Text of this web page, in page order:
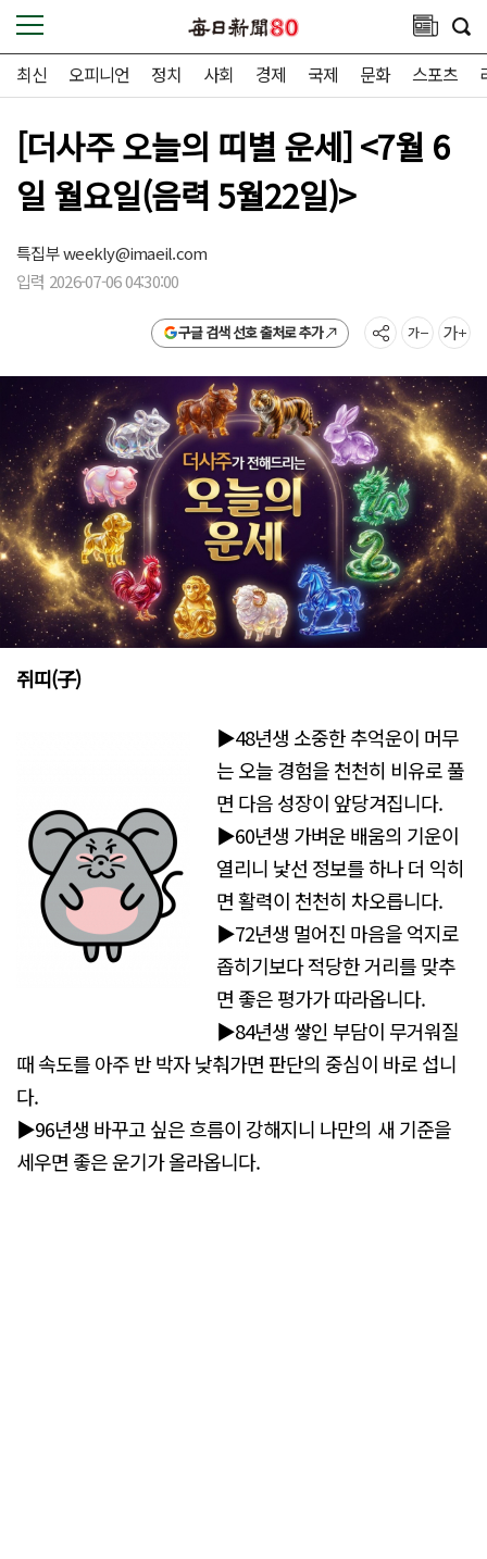
최신 오피니언 정치 사회 경제 국제 문화 스포츠
[더사주 오늘의 띠별 운세] <7월 6
일 월요일(음력 5월22일)>
특집부weekly@imaeil.com
입력 2026-07-06 04:30:00
구글 검색 선호 출처로 추가
쥐띠(子)
▶48년생 소중한 추억운이 머무
는 오늘 경험을 천천히 비유로 풀
면 다음 성장이 앞당겨집니다.
▶60년생 가벼운 배움의 기운이
열리니 낯선 정보를 하나 더 익히
면 활력이 천천히 차오릅니다.
▶72년생 멀어진 마음을 억지로
좁히기보다 적당한 거리를 맞추
면 좋은 평가가 따라옵니다.
▶84년생 쌓인 부담이 무거워질
때 속도를 아주 반 박자 낮춰가면 판단의 중심이 바로 섭니
다.
▶96년생 바꾸고 싶은 흐름이 강해지니 나만의 새 기준을
세우면 좋은 운기가 올라옵니다.